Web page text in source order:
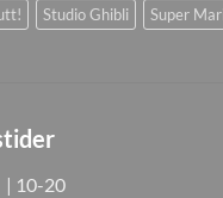
Studio Ghibli Super
| 10-20